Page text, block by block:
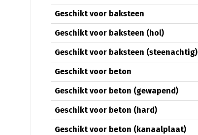
Geschikt voor baksteen
Geschikt voor baksteen (hol)
Geschikt voor baksteen (steenachtig)
Geschikt voor beton
Geschikt voor beton (gewapend)
Geschikt voor beton (hard)
Geschikt voor beton (kanaalplaat)